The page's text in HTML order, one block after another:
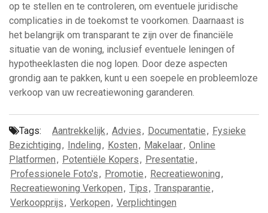
op te stellen en te controleren, om eventuele juridische
complicaties in de toekomst te voorkomen. Daarnaast is
het belangrijk om transparant te zijn over de financiële
situatie van de woning, inclusief eventuele leningen of
hypotheeklasten die nog lopen. Door deze aspecten
grondig aan te pakken, kunt u een soepele en probleemloze
verkoop van uw recreatiewoning garanderen.
Tags: Aantrekkelijk, Advies, Documentatie, Fysieke
Bezichtiging, Indeling, Kosten, Makelaar, Online
Platformen, Potentiële Kopers, Presentatie,
Professionele Foto's, Promotie, Recreatiewoning,
Recreatiewoning Verkopen, Tips, Transparantie,
Verkoopprijs, Verkopen, Verplichtingen